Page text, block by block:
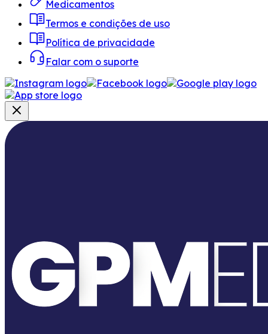
Medicamentos
Termos e condições de uso
Política de privacidade
Falar com o suporte